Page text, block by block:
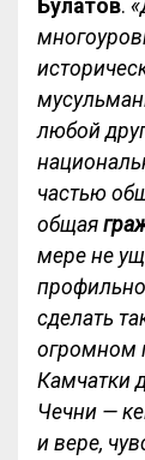
Булатов.
любой
частью
общая
мере не
сделать
огромном
Камчатки
Чечни —
и вере,